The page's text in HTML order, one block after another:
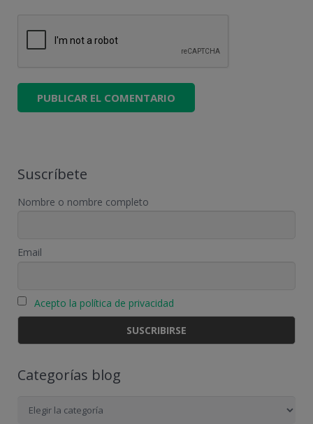
Suscríbete
Nombre o nombre completo
Email
Acepto la política de privacidad
Categorías blog